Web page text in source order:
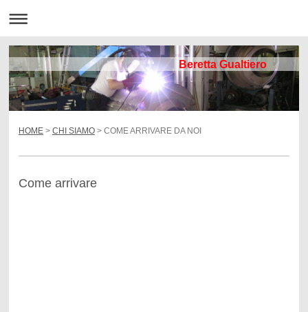
Beretta Gualtiero
HOME> CHI SIAMO> COME ARRIVARE DA NOI
Come arrivare